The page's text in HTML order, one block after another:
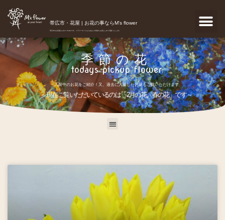
帯広市・花屋 | お花の事ならM's flower
帯広市のお花屋さんM's flowerです。フラワーギフトなどあなたの気持ちを真心こめて宅配いたします。
季節の花
todays pickup flower
入荷中のお花をご紹介！又、過去に入荷したお花もご覧いただけます
～現在ご覧いただいているのは「2月の花、春の花」です～